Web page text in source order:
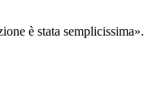
è stata semplicissima».